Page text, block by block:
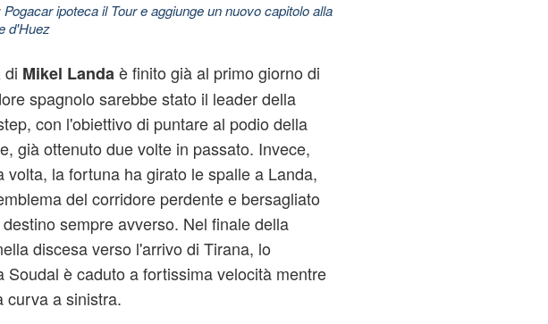
Pogacar ipoteca il Tour e aggiunge un nuovo capitolo alla
d'Huez
di Mikel Landa è finito già al primo giorno di
spagnolo sarebbe stato il leader della
con l'obiettivo di puntare al podio della
già ottenuto due volte in passato. Invece,
volta, la fortuna ha girato le spalle a Landa,
del corridore perdente e bersagliato
sempre avverso. Nel finale della
discesa verso l'arrivo di Tirana, lo
Soudal è caduto a fortissima velocità mentre
curva a sinistra.